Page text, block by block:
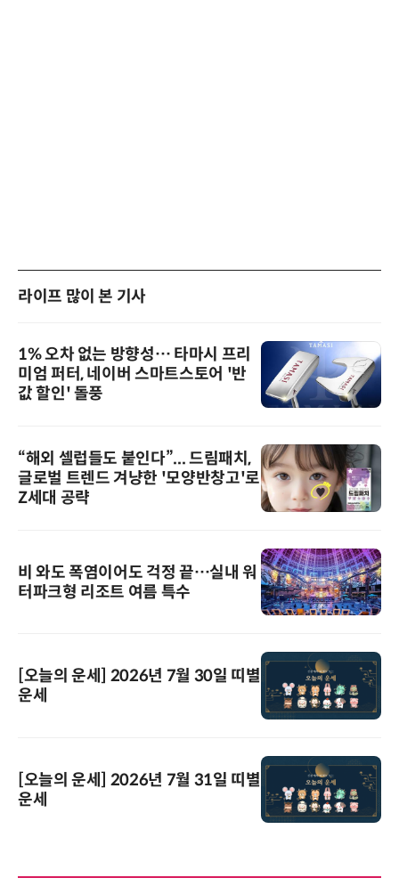
라이프 많이 본 기사
1% 오차 없는 방향성… 타마시 프리
미엄 퍼터, 네이버 스마트스토어 '반
값 할인' 돌풍
“해외 셀럽들도 붙인다”... 드림패치,
글로벌 트렌드 겨냥한 '모양반창고'로
Z세대 공략
비 와도 폭염이어도 걱정 끝…실내 워
터파크형 리조트 여름 특수
[오늘의 운세] 2026년 7월 30일 띠별
운세
[오늘의 운세] 2026년 7월 31일 띠별
운세